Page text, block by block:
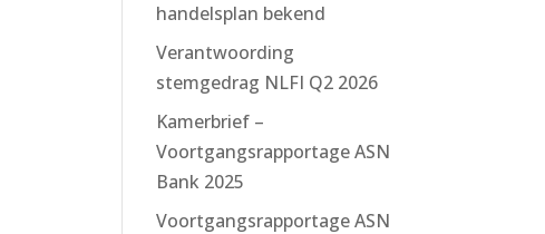
handelsplan bekend
Verantwoording
stemgedrag NLFI Q2 2026
Kamerbrief –
Voortgangsrapportage ASN
Bank 2025
Voortgangsrapportage ASN